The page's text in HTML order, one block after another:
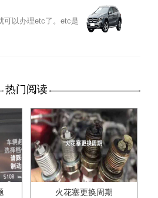
可以办理etc了。etc是
热门阅读
火花塞更换周期